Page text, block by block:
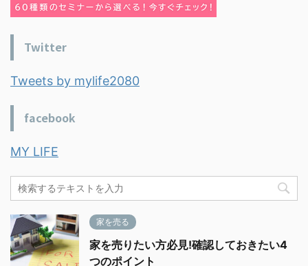
Twitter
Tweets by mylife2080
facebook
MY LIFE
家を売る
家を売りたい方必見!確認しておきたい4
つのポイント